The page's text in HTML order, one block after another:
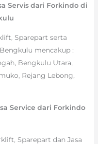
Servis dari Forkindo di
Sparepart serta
mencakup :
Bengkulu Utara,
Rejang Lebong,
Service dari Forkindo
Sparepart dan Jasa